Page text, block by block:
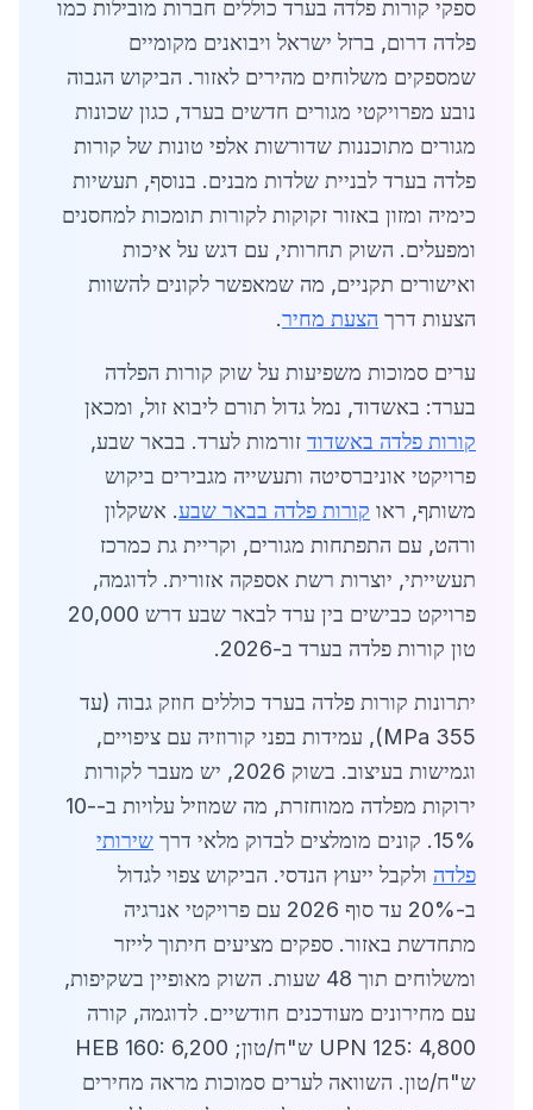
ספקי קורות פלדה בערד כוללים חברות מובילות כמו
פלדה דרום, ברזל ישראל ויבואנים מקומיים
שמספקים משלוחים מהירים לאזור. הביקוש הגבוה
נובע מפרויקטי מגורים חדשים בערד, כגון שכונות
מגורים מתוכננות שדורשות אלפי טונות של קורות
פלדה בערד לבניית שלדות מבנים. בנוסף, תעשיות
כימיה ומזון באזור זקוקות לקורות תומכות למחסנים
ומפעלים. השוק תחרותי, עם דגש על איכות
ואישורים תקניים, מה שמאפשר לקונים להשוות
הצעות דרך הצעת מחיר.
ערים סמוכות משפיעות על שוק קורות הפלדה
בערד: באשדוד, נמל גדול תורם ליבוא זול, ומכאן
קורות פלדה באשדוד זורמות לערד. בבאר שבע,
פרויקטי אוניברסיטה ותעשייה מגבירים ביקוש
משותף, ראו קורות פלדה בבאר שבע. אשקלון
ורהט, עם התפתחות מגורים, וקריית גת כמרכז
תעשייתי, יוצרות רשת אספקה אזורית. לדוגמה,
פרויקט כבישים בין ערד לבאר שבע דרש 20,000
טון קורות פלדה בערד ב-2026.
יתרונות קורות פלדה בערד כוללים חוזק גבוה (עד
355 MPa), עמידות בפני קורוזיה עם ציפויים,
וגמישות בעיצוב. בשוק 2026, יש מעבר לקורות
ירוקות מפלדה ממוחזרת, מה שמוזיל עלויות ב-10-
15%. קונים מומלצים לבדוק מלאי דרך
שירותי
פלדה ולקבל ייעוץ הנדסי. הביקוש צפוי לגדול
ב-20% עד סוף 2026 עם פרויקטי אנרגיה
מתחדשת באזור. ספקים מציעים חיתוך לייזר
ומשלוחים תוך 48 שעות. השוק מאופיין בשקיפות,
עם מחירונים מעודכנים חודשיים. לדוגמה, קורה
UPN 125: 4,800 ש"ח/טון; HEB 160: 6,200
ש"ח/טון. השוואה לערים סמוכות מראה מחירים